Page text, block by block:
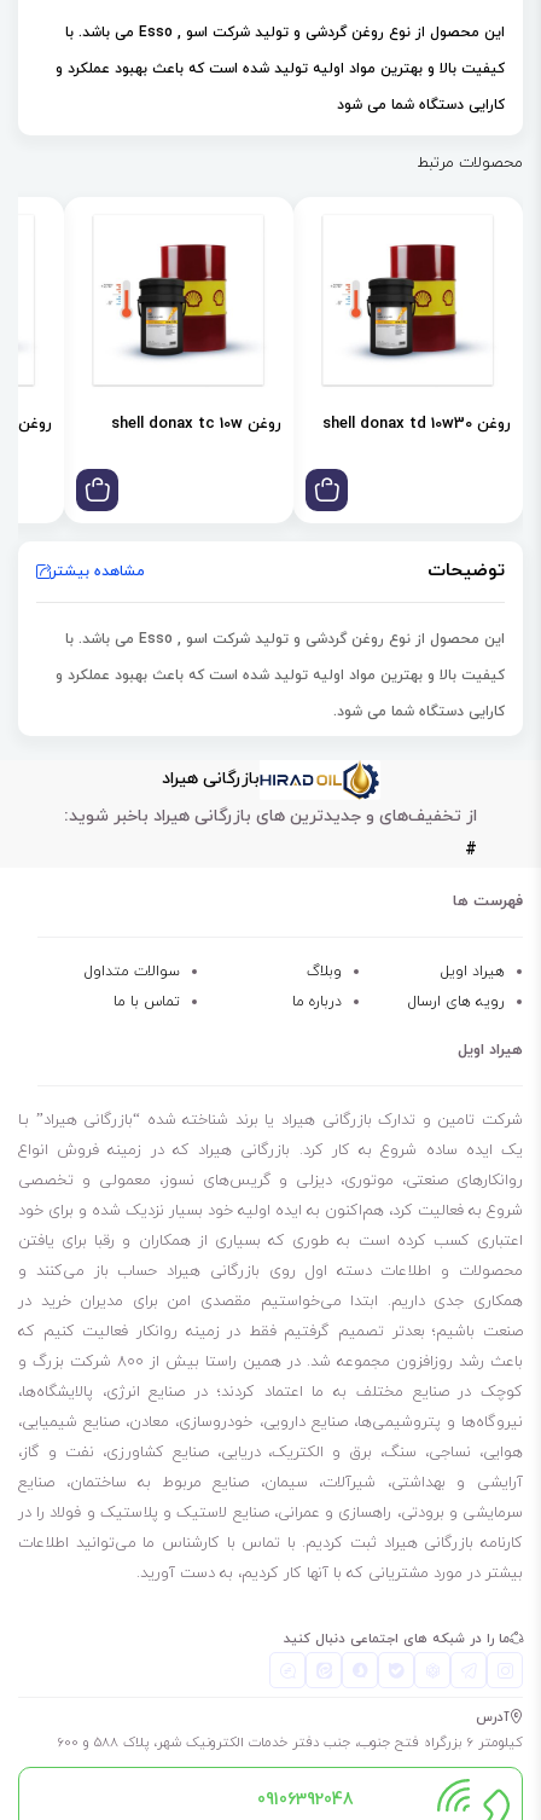
این محصول از نوع روغن گردشی و تولید شرکت اسو , Esso می باشد. با
کیفیت بالا و بهترین مواد اولیه تولید شده است که باعث بهبود عملکرد و
کارایی دستگاه شما می شود
محصولات مرتبط
روغن shell donax td 10w30 روغن shell donax tc 10w روغن shell donax td 85w
توضیحات مشاهده بیشتر
این محصول از نوع روغن گردشی و تولید شرکت اسو , Esso می باشد. با
کیفیت بالا و بهترین مواد اولیه تولید شده است که باعث بهبود عملکرد و
کارایی دستگاه شما می شود.
پایداری اکسیداسیون بالا
جلوگیری از تشکیل رسوبات
شاخص گرانروی خوب
مقاومت حرارتی
روغن گردشی اسو Nuto 100
روغن گردشی اسو Nuto 68
بازرگانی هیراد
از تخفیف‌های و جدیدترین های بازرگانی هیراد باخبر شوید:
#
فهرست ها
هیراد اویل وبلاگ
سوالات متداول
رویه های ارسال
درباره ما تماس با ما
هیراد اویل
شرکت تامین و تدارک بازرگانی هیراد یا برند شناخته شده “بازرگانی هیراد” بـا
یک ایده ساده شروع به کار کرد. بازرگانی هیراد که در زمینه فروش انواع
روانکارهای صنعتی، موتوری، دیزلی و گریس‌های نسوز، معمولی و تخصصی
شروع به فعالیت کرد، هم‌اکنون به ایده اولیه خود بسیار نزدیک شده و برای خود
اعتباری کسب کرده است به طوری که بسیاری از همکاران و رقبا برای یافتن
محصولات و اطلاعات دسته اول روی بازرگانی هیراد حساب باز می‌کنند و
همکاری جدی داریم. ابتدا می‌خواستیم مقصدی امن برای مدیران خرید در
صنعت باشیم؛ بعدتر تصمیم گرفتیم فقط در زمینه روانکار فعالیت کنیم که
باعث رشد روزافزون مجموعه شد. در همین راستا بیش از 800 شرکت بزرگ و
کوچک در صنایع مختلف به ما اعتماد کردند؛ در صنایع انرژی، پالایشگاه‌ها،
نیروگاه‌ها و پتروشیمی‌ها، صنایع دارویی، خودروسازی، معادن، صنایع شیمیایی،
هوایی، نساجی، سنگ، برق و الکتریک، دریایی، صنایع کشاورزی، نفت و گاز،
آرایشی و بهداشتی، شیرآلات، سیمان، صنایع مربوط به ساختمان، صنایع
سرمایشی و برودتی، راهسازی و عمرانی، صنایع لاستیک و پلاستیک و فولاد را در
کارنامه بازرگانی هیراد ثبت کردیم. با تماس با کارشناس ما می‌توانید اطلاعات
بیشتر در مورد مشتریانی که با آنها کار کردیم، به دست آورید.
ما را در شبکه های اجتماعی دنبال کنید
آدرس
کیلومتر 6 بزرگراه فتح جنوب، جنب دفتر خدمات الکترونیک شهر، پلاک 588 و 600
09106392048